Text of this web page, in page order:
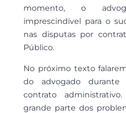
momento, o
imprescindível para o
nas disputas por
Público.
No próximo texto
do advogado
contrato
grande parte dos